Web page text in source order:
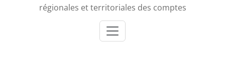
régionales et territoriales des comptes